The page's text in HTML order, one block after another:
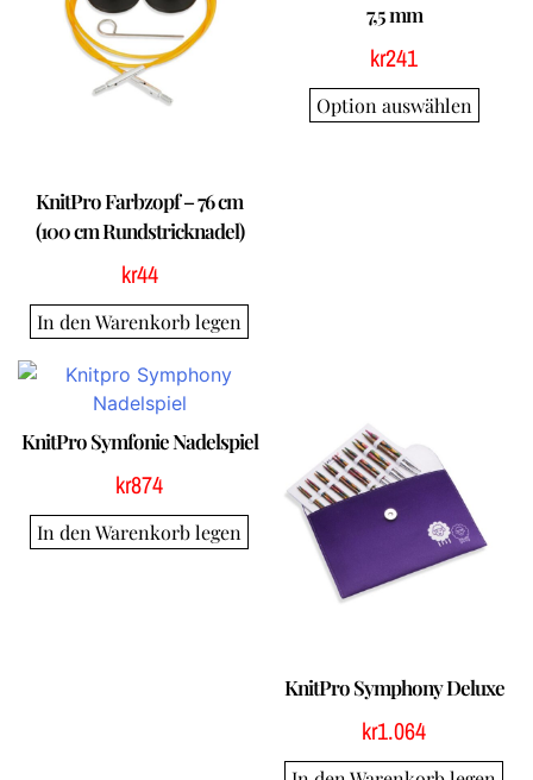
KnitPro Farbzopf – 76 cm
(100 cm Rundstricknadel)
kr44
In den Warenkorb legen
7,5 mm
kr241
Option auswählen
KnitPro Symfonie Nadelspiel
kr874
In den Warenkorb legen
KnitPro Symphony Deluxe
kr1.064